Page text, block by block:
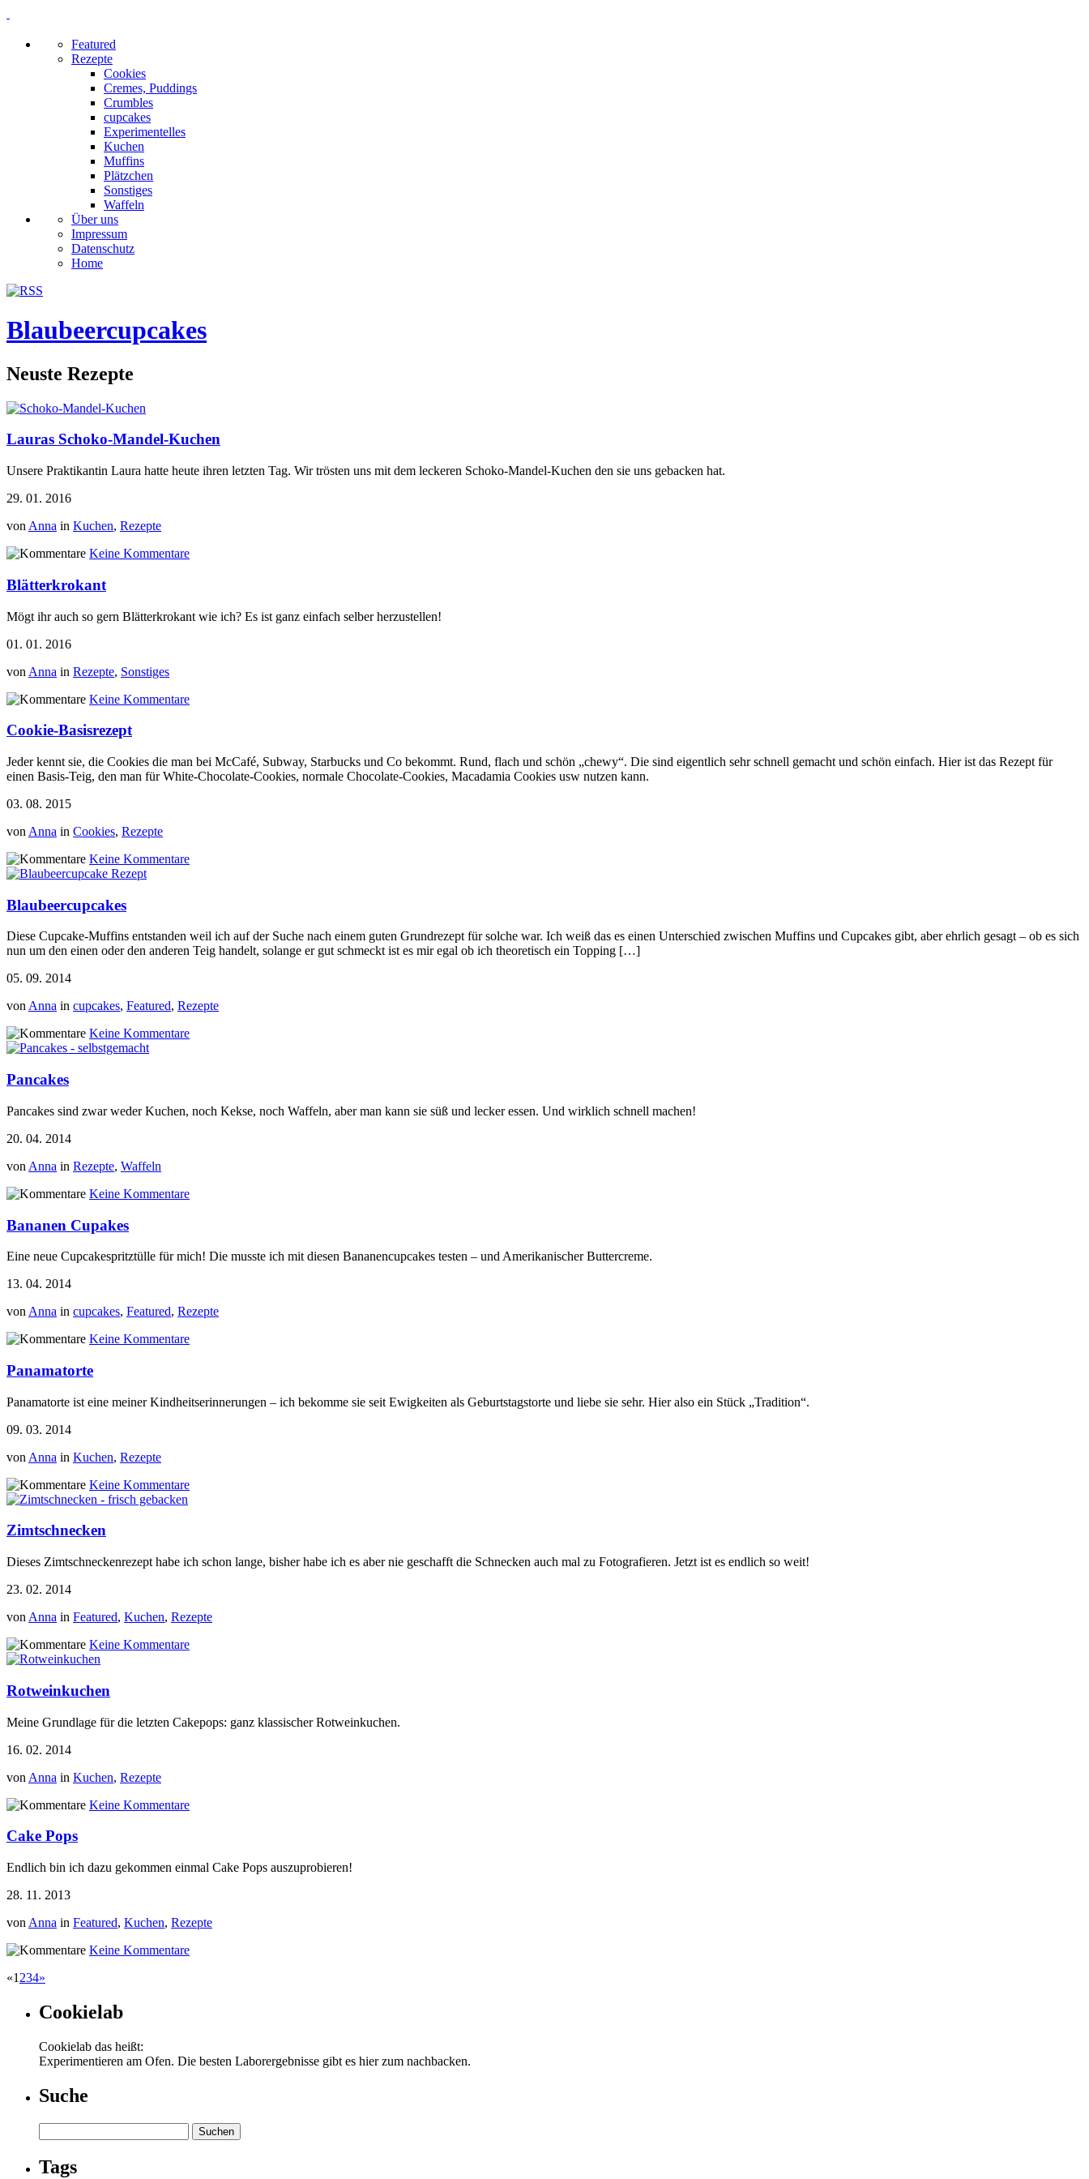
Featured
Rezepte
Cookies
Cremes, Puddings
Crumbles
cupcakes
Experimentelles
Kuchen
Muffins
Plätzchen
Sonstiges
Waffeln
Über uns
Impressum
Datenschutz
Home
Blaubeercupcakes
Neuste Rezepte
Lauras Schoko-Mandel-Kuchen
Unsere Praktikantin Laura hatte heute ihren letzten Tag. Wir trösten uns mit dem leckeren Schoko-Mandel-Kuchen den sie uns gebacken hat.
29. 01. 2016
von Anna in Kuchen, Rezepte
Keine Kommentare
Blätterkrokant
Mögt ihr auch so gern Blätterkrokant wie ich? Es ist ganz einfach selber herzustellen!
01. 01. 2016
von Anna in Rezepte, Sonstiges
Keine Kommentare
Cookie-Basisrezept
Jeder kennt sie, die Cookies die man bei McCafé, Subway, Starbucks und Co bekommt. Rund, flach und schön „chewy“. Die sind eigentlich sehr schnell gemacht und schön einfach. Hier ist das Rezept für
einen Basis-Teig, den man für White-Chocolate-Cookies, normale Chocolate-Cookies, Macadamia Cookies usw nutzen kann.
03. 08. 2015
von Anna in Cookies, Rezepte
Keine Kommentare
Blaubeercupcakes
Diese Cupcake-Muffins entstanden weil ich auf der Suche nach einem guten Grundrezept für solche war. Ich weiß das es einen Unterschied zwischen Muffins und Cupcakes gibt, aber ehrlich gesagt – ob es sich
nun um den einen oder den anderen Teig handelt, solange er gut schmeckt ist es mir egal ob ich theoretisch ein Topping […]
05. 09. 2014
vonAnna in cupcakes, Featured, Rezepte
Keine Kommentare
Pancakes
Pancakes sind zwar weder Kuchen, noch Kekse, noch Waffeln, aber man kann sie süß und lecker essen. Und wirklich schnell machen!
20. 04. 2014
von Anna in Rezepte, Waffeln
Keine Kommentare
Bananen Cupakes
Eine neue Cupcakespritztülle für mich! Die musste ich mit diesen Bananencupcakes testen – und Amerikanischer Buttercreme.
13. 04. 2014
von Anna in cupcakes, Featured, Rezepte
Keine Kommentare
Panamatorte
Panamatorte ist eine meiner Kindheitserinnerungen – ich bekomme sie seit Ewigkeiten als Geburtstagstorte und liebe sie sehr. Hier also ein Stück „Tradition“.
09. 03. 2014
von Anna in Kuchen, Rezepte
Keine Kommentare
Zimtschnecken
Dieses Zimtschneckenrezept habe ich schon lange, bisher habe ich es aber nie geschafft die Schnecken auch mal zu Fotografieren. Jetzt ist es endlich so weit!
23. 02. 2014
von Anna in Featured, Kuchen, Rezepte
Keine Kommentare
Rotweinkuchen
Meine Grundlage für die letzten Cakepops: ganz klassischer Rotweinkuchen.
16. 02. 2014
von Anna in Kuchen, Rezepte
Keine Kommentare
Cake Pops
Endlich bin ich dazu gekommen einmal Cake Pops auszuprobieren!
28. 11. 2013
von Anna in Featured, Kuchen, Rezepte
Keine Kommentare
«1 234»
Cookielab
Cookielab das heißt:
Experimentieren am Ofen. Die besten Laborergebnisse gibt es hier zum nachbacken.
Suche
nach:
Tags